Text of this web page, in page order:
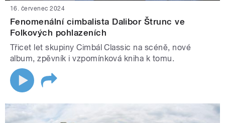
16. červenec 2024
Fenomenální cimbalista Dalibor Štrunc ve
Folkových pohlazeních
Třicet let skupiny Cimbál Classic na scéně, nové
album, zpěvník i vzpomínková kniha k tomu.